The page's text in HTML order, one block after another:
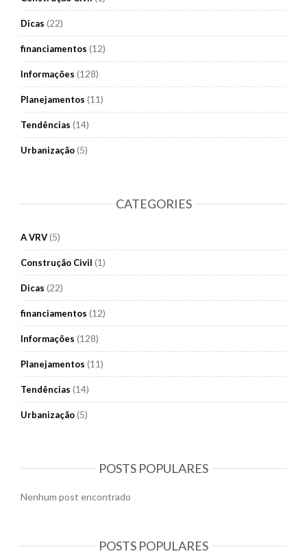
Dicas (22)
financiamentos (12)
Informações (128)
Planejamentos (11)
Tendências (14)
Urbanização(5)
CATEGORIES
A VRV(5)
Construção Civil (1)
Dicas (22)
financiamentos (12)
Informações (128)
Planejamentos (11)
Tendências (14)
Urbanização(5)
POSTS POPULARES
Nenhum post encontrado
POSTS POPULARES